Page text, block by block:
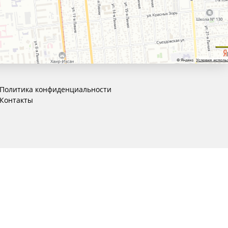
Политика конфиденциальности
Контакты